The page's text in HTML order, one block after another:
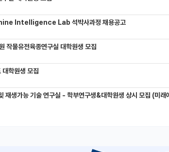
Intelligence Lab 석박사과정 채용공고
작물유전육종연구실 대학원생 모집
학원생 모집
생가능 기술 연구실 - 학부연구생&대학원생 상시 모집 (미래에너